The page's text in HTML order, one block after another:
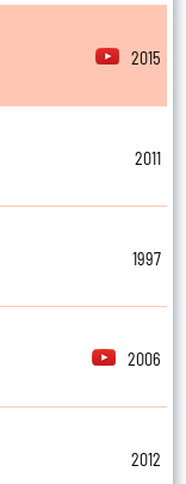
2015
2011
1997
2006
2012